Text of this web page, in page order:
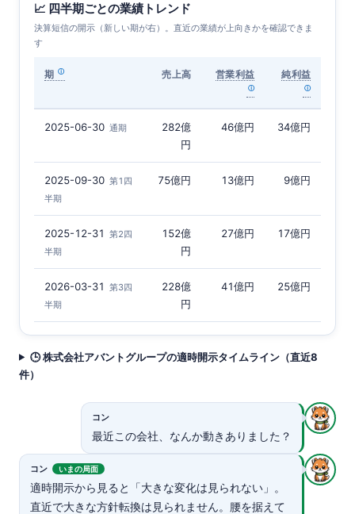
📈 四半期ごとの業績トレンド
決算短信の開示（新しい期が右）。直近の業績が上向きかを確認できま
す
期 売上高 営業利益 純利益
2025-06-30 通期
282億
円
46億円 34億円
2025-09-30 第1四
半期
75億円 13億円 9億円
2025-12-31 第2四
半期
152億
円
27億円 17億円
2026-03-31 第3四
半期
228億
円
41億円 25億円
🕒 株式会社アバントグループの適時開示タイムライン（直近8
件）
コン
最近この会社、なんか動きありました？
コン いまの局面
適時開示から見ると「大きな変化は見られない」。
直近で大きな方針転換は見られません。腰を据えて